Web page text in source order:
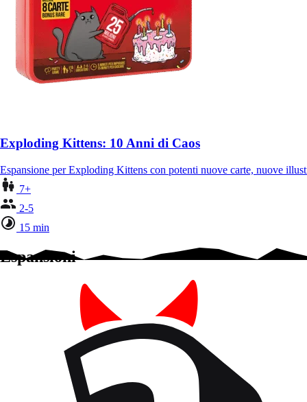
Exploding Kittens: 10 Anni di Caos
Espansione per Exploding Kittens con potenti nuove carte, nuove
7+
2-5
15 min
Espansioni